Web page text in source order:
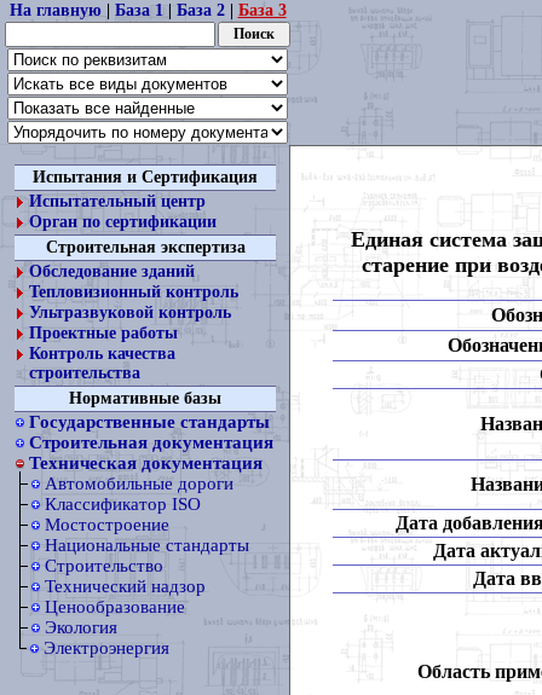
На главную| База 1| База 2| База 3
Испытания и Сертификация
Испытательный центр
Орган по сертификации
Строительная экспертиза
Обследование зданий
Тепловизионный контроль
Ультразвуковой контроль
Проектные работы
Контроль качества
строительства
Нормативные базы
Государственные стандарты
Строительная документация
Техническая документация
Автомобильные дороги
Классификатор ISO
Мостостроение
Национальные стандарты
Строительство
Технический надзор
Ценообразование
Экология
Электроэнергия
Единая система
старение при
Дата
Дата
Дата
Область